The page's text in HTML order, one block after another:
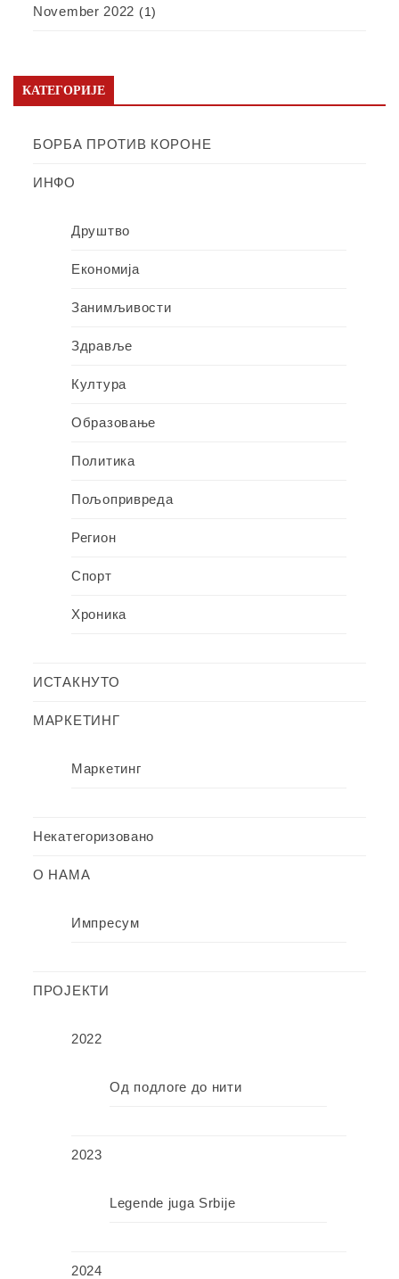
November 2022 (1)
КАТЕГОРИЈЕ
БОРБА ПРОТИВ КОРОНЕ
ИНФО
Друштво
Економија
Занимљивости
Здравље
Култура
Образовање
Политика
Пољопривреда
Регион
Спорт
Хроника
ИСТАКНУТО
МАРКЕТИНГ
Маркетинг
Некатегоризовано
О НАМА
Импресум
ПРОЈЕКТИ
2022
Од подлоге до нити
2023
Legende juga Srbije
2024